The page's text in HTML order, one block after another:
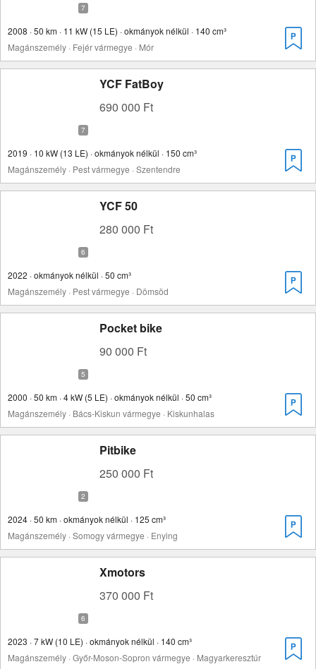
2008 · 50 km · 11 kW (15 LE) · okmányok nélkül · 140 cm³
Magánszemély · Fejér vármegye · Mór
YCF FatBoy
690 000 Ft
2019 · 10 kW (13 LE) · okmányok nélkül · 150 cm³
Magánszemély · Pest vármegye · Szentendre
YCF 50
280 000 Ft
2022 · okmányok nélkül · 50 cm³
Magánszemély · Pest vármegye · Dömsöd
Pocket bike
90 000 Ft
2000 · 50 km · 4 kW (5 LE) · okmányok nélkül · 50 cm³
Magánszemély · Bács-Kiskun vármegye · Kiskunhalas
Pitbike
250 000 Ft
2024 · 50 km · okmányok nélkül · 125 cm³
Magánszemély · Somogy vármegye · Enying
Xmotors
370 000 Ft
2023 · 7 kW (10 LE) · okmányok nélkül · 140 cm³
Magánszemély · Győr-Moson-Sopron vármegye · Magyarkeresztúr